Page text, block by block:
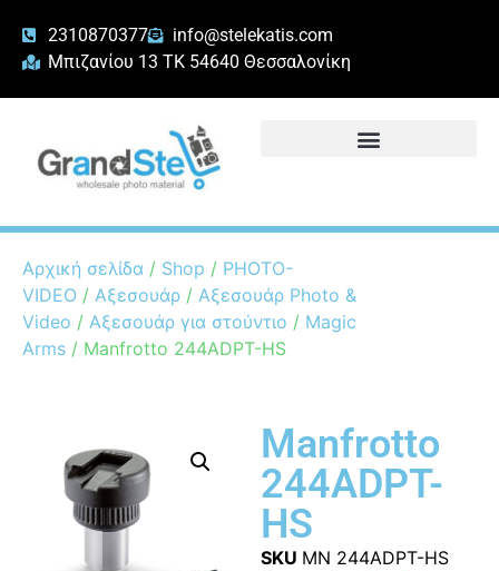
2310870377
info@stelekatis.com
Μπιζανίου 13 ΤΚ 54640 Θεσσαλονίκη
Αρχική σελίδα / Shop / PHOTO-
VIDEO / Αξεσουάρ / Αξεσουάρ Photo &
Video / Αξεσουάρ για στούντιο / Magic
Arms / Manfrotto 244ADPT-HS
Manfrotto
244ADPT-
HS
SKU MN 244ADPT-HS